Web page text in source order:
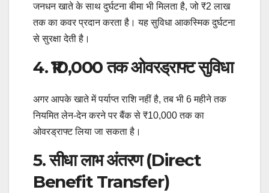
जनधन खाते के साथ दुर्घटना बीमा भी मिलता है, जो ₹2 लाख
तक का कवर प्रदान करता है। यह सुविधा आकस्मिक दुर्घटना
से सुरक्षा देती है।
4. ₹10,000 तक ओवरड्राफ्ट सुविधा
अगर आपके खाते में पर्याप्त राशि नहीं है, तब भी 6 महीने तक
नियमित लेन-देन करने पर बैंक से ₹10,000 तक का
ओवरड्राफ्ट लिया जा सकता है।
5. सीधा लाभ अंतरण (Direct
Benefit Transfer)